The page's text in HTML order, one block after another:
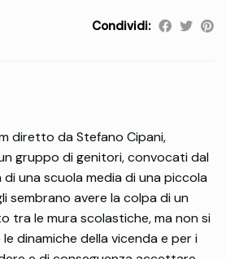
Condividi:
diretto da Stefano Cipani,
gruppo di genitori, convocati dal
una scuola media di una piccola
sembrano avere la colpa di un
tra le mura scolastiche, ma non si
dinamiche della vicenda e per i